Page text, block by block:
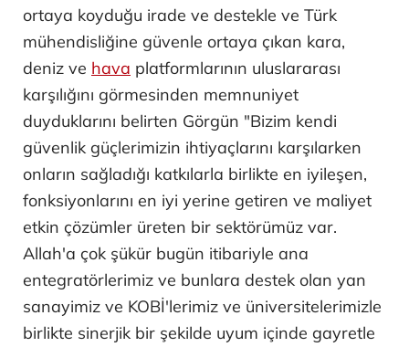
ortaya koyduğu irade ve destekle ve Türk
mühendisliğine güvenle ortaya çıkan kara,
deniz ve hava platformlarının uluslararası
karşılığını görmesinden memnuniyet
duyduklarını belirten Görgün "Bizim kendi
güvenlik güçlerimizin ihtiyaçlarını karşılarken
onların sağladığı katkılarla birlikte en iyileşen,
fonksiyonlarını en iyi yerine getiren ve maliyet
etkin çözümler üreten bir sektörümüz var.
Allah'a çok şükür bugün itibariyle ana
entegratörlerimiz ve bunlara destek olan yan
sanayimiz ve KOBİ'lerimiz ve üniversitelerimizle
birlikte sinerjik bir şekilde uyum içinde gayretle